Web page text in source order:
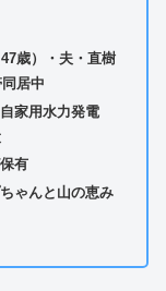
歳）・夫・直樹
居中
家用水力発電
有
ゃんと山の恵み